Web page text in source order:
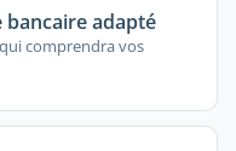
adapté
comprendra vos